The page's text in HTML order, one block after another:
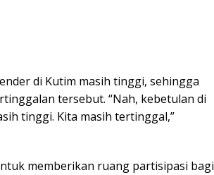
di Kutim masih tinggi, sehingga
tersebut. “Nah, kebetulan di
tinggi. Kita masih tertinggal,”
memberikan ruang partisipasi bagi